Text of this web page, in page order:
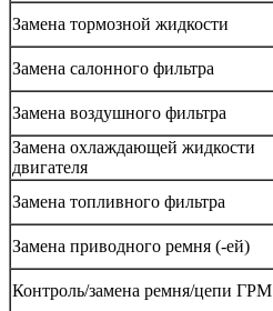
Замена тормозной жидкости
Замена салонного фильтра
Замена воздушного фильтра
Замена охлаждающей жидкости
двигателя
Замена топливного фильтра
Замена приводного ремня (-ей)
Контроль/замена ремня/цепи ГРМ